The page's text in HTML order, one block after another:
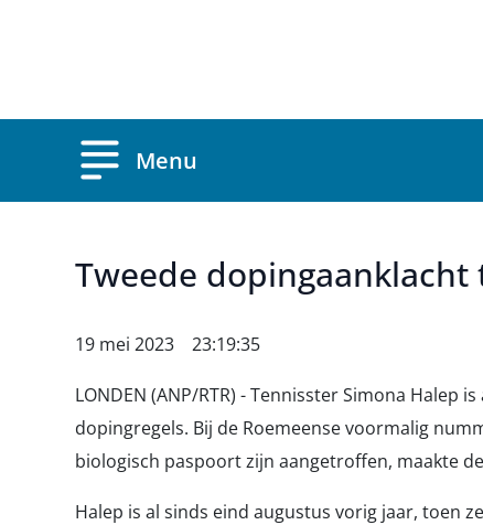
Menu
Tweede
19 mei 2023 23:19:35
LONDEN (ANP/RTR) - Tennisster Simona Halep
dopingregels. Bij de Roemeense voormalig
biologisch paspoort zijn aangetroffen, maakte
Halep is al sinds eind augustus vorig jaar, toen